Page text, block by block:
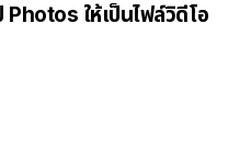
ให้เป็นไฟล์วิดีโอ